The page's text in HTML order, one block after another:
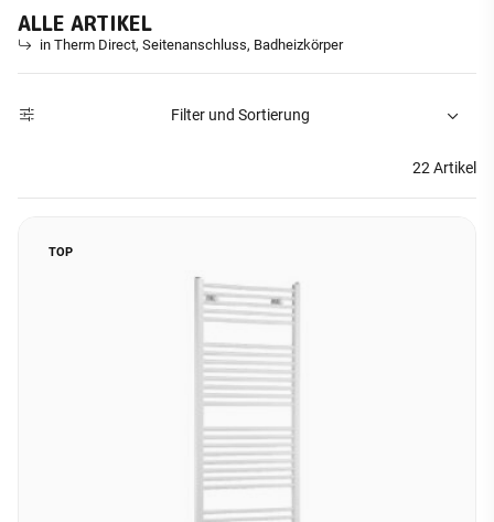
ALLE ARTIKEL
in Therm Direct, Seitenanschluss, Badheizkörper
Filter und Sortierung
22 Artikel
TOP